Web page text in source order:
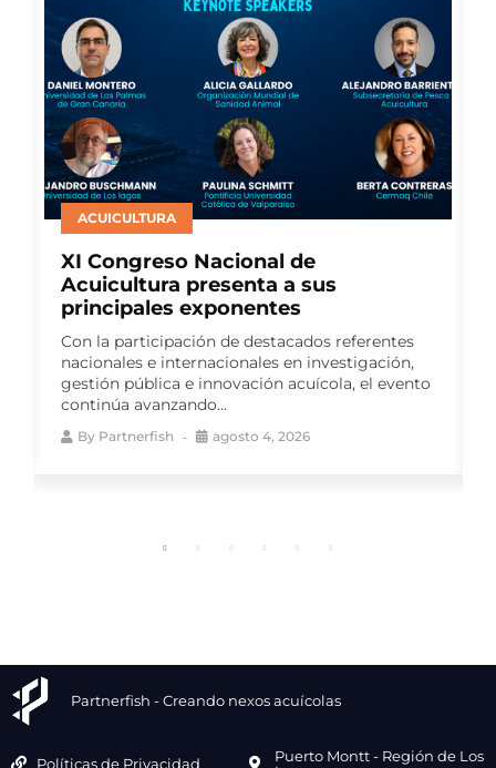
SALMONICULTURA
Consejo del Salmón presenta nuevo
Reporte de Impacto Sostenible y
consolida seis años de medición
continua
El sexto Reporte de Impacto Sostenible reúne
más de 140 indicadores y da continuidad a un
ejercicio de transparencia activa...
By Partnerfish agosto 4, 2026
Partnerfish - Creando nexos acuícolas
Políticas de Privacidad
Puerto Montt - Región de Los